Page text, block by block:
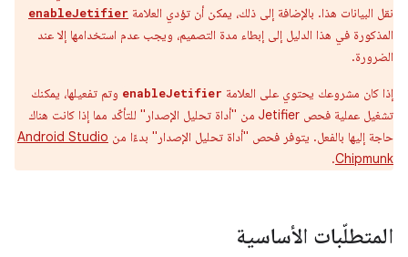
نقل البيانات هذا. بالإضافة إلى ذلك، يمكن أن تؤدي العلامة enableJetifier
المذكورة في هذا الدليل إلى إبطاء مدة التصميم، ويجب عدم استخدامها إلا عند
الضرورة.
إذا كان مشروعك يحتوي على العلامة enableJetifier وتم تفعيلها، يمكنك
تشغيل عملية فحص Jetifier من "أداة تحليل الإصدار" للتأكّد مما إذا كانت هناك
حاجة إليها بالفعل. يتوفر فحص "أداة تحليل الإصدار" بدءًا من Android Studio
Chipmunk
.
المتطلّبات الأساسية